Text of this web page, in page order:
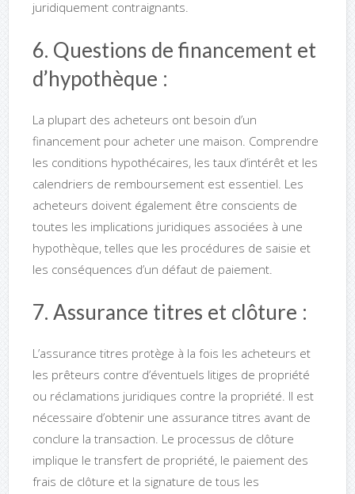
juridiquement contraignants.
6. Questions de financement et
d’hypothèque :
La plupart des acheteurs ont besoin d’un
financement pour acheter une maison. Comprendre
les conditions hypothécaires, les taux d’intérêt et les
calendriers de remboursement est essentiel. Les
acheteurs doivent également être conscients de
toutes les implications juridiques associées à une
hypothèque, telles que les procédures de saisie et
les conséquences d’un défaut de paiement.
7. Assurance titres et clôture :
L’assurance titres protège à la fois les acheteurs et
les prêteurs contre d’éventuels litiges de propriété
ou réclamations juridiques contre la propriété. Il est
nécessaire d’obtenir une assurance titres avant de
conclure la transaction. Le processus de clôture
implique le transfert de propriété, le paiement des
frais de clôture et la signature de tous les